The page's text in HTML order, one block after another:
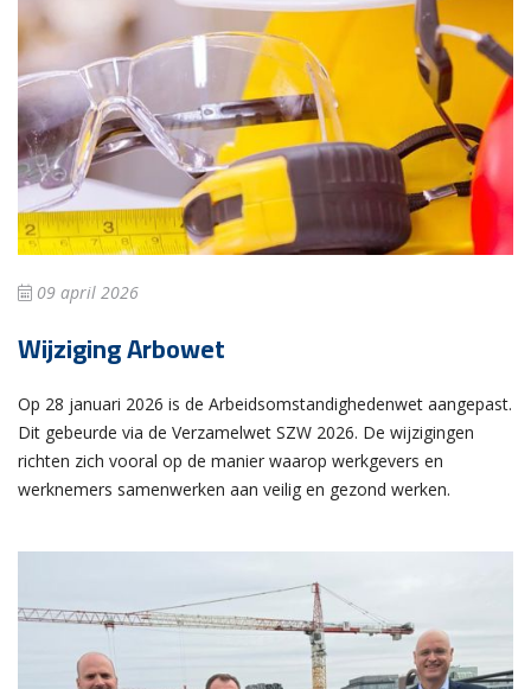
09 april 2026
Wijziging Arbowet
Op 28 januari 2026 is de Arbeidsomstandighedenwet aangepast.
Dit gebeurde via de Verzamelwet SZW 2026. De wijzigingen
richten zich vooral op de manier waarop werkgevers en
werknemers samenwerken aan veilig en gezond werken.